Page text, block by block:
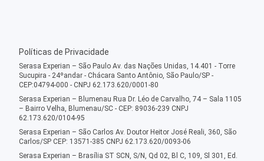
Políticas de Privacidade
Serasa Experian – São Paulo Av. das Nações Unidas, 14.401 - Torre
Sucupira - 24ºandar - Chácara Santo Antônio, São Paulo/SP -
CEP:04794-000 - CNPJ 62.173.620/0001-80
Serasa Experian – Blumenau Rua Dr. Léo de Carvalho, 74 – Sala 1105
– Bairro Velha, Blumenau/SC - CEP: 89036-239 CNPJ
62.173.620/0104-95
Serasa Experian – São Carlos Av. Doutor Heitor José Reali, 360, São
Carlos/SP CEP: 13571-385 CNPJ 62.173.620/0093-06
Serasa Experian – Brasília ST SCN, S/N, Qd 02, Bl C, 109, Sl 301, Ed.